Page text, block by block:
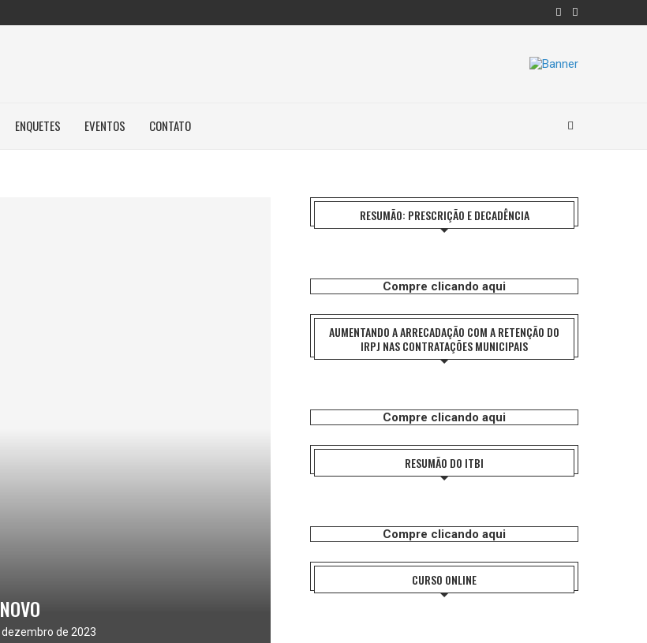
ENQUETES EVENTOS CONTATO
dezembro de 2023
RESUMÃO: PRESCRIÇÃO E DECADÊNCIA
Compre clicando aqui
AUMENTANDO A ARRECADAÇÃO COM A RETENÇÃO DO
IRPJ NAS CONTRATAÇÕES MUNICIPAIS
Compre clicando aqui
RESUMÃO DO ITBI
Compre clicando aqui
CURSO ONLINE